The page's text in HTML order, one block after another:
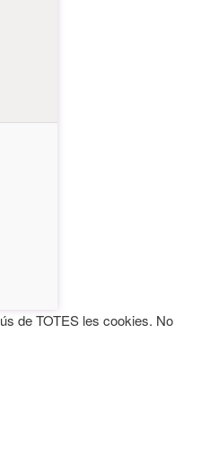
de TOTES les cookies. No